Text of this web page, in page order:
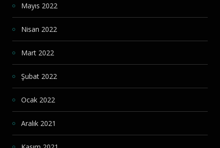
Mayıs 2022
Nisan 2022
Mart 2022
Şubat 2022
Ocak 2022
Aralık 2021